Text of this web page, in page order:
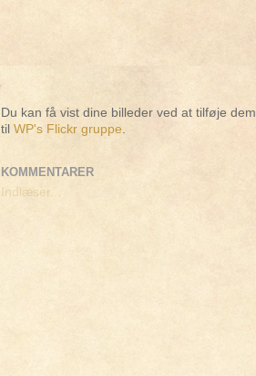
Du kan få vist dine billeder ved at tilføje dem
til WP's Flickr gruppe
KOMMENTARER
Indlæser...